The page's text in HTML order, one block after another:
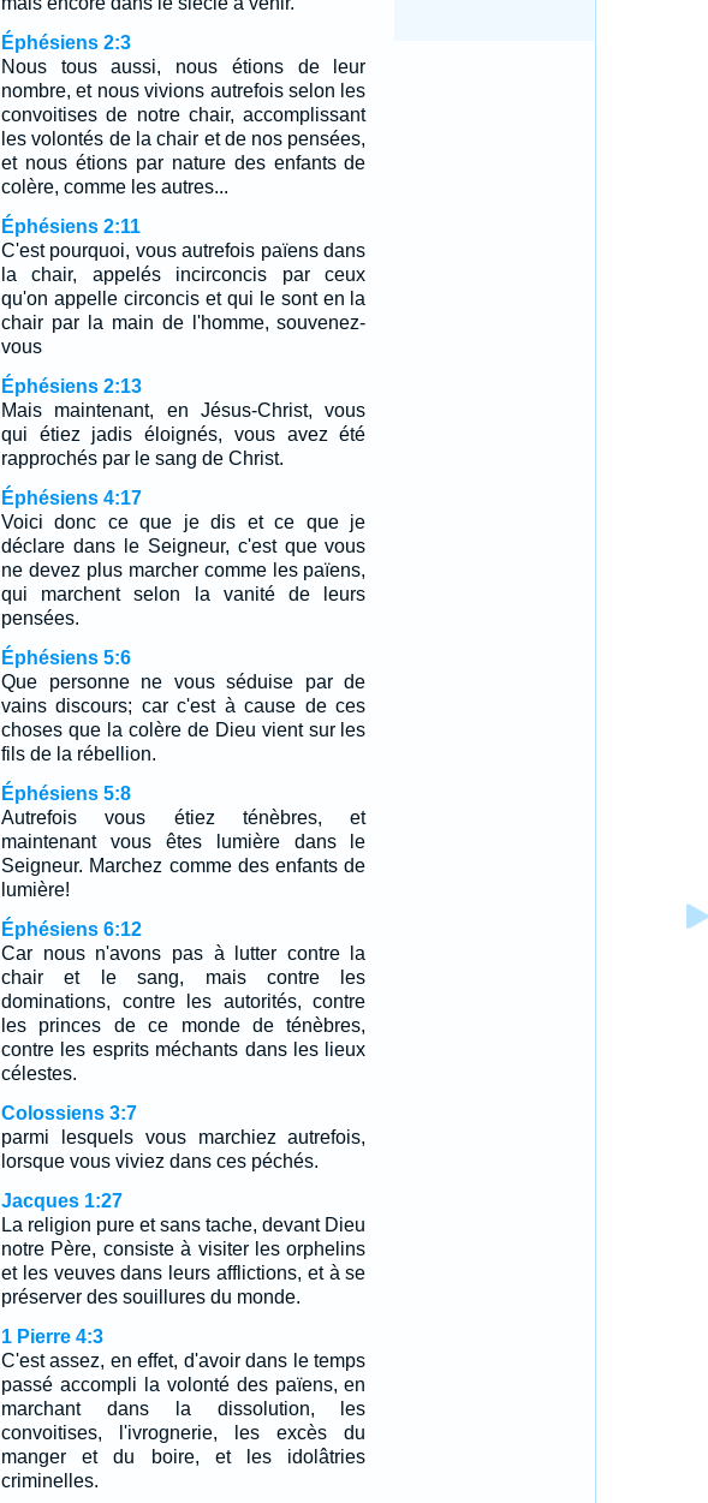
Éphésiens 2:3
Nous tous aussi, nous étions de leur
nombre, et nous vivions autrefois selon les
convoitises de notre chair, accomplissant
les volontés de la chair et de nos pensées,
et nous étions par nature des enfants de
colère, comme les autres...
Éphésiens 2:11
C'est pourquoi, vous autrefois païens dans
la chair, appelés incirconcis par ceux
qu'on appelle circoncis et qui le sont en la
chair par la main de l'homme, souvenez-
vous
Éphésiens 2:13
Mais maintenant, en Jésus-Christ, vous
qui étiez jadis éloignés, vous avez été
rapprochés par le sang de Christ.
Éphésiens 4:17
Voici donc ce que je dis et ce que je
déclare dans le Seigneur, c'est que vous
ne devez plus marcher comme les païens,
qui marchent selon la vanité de leurs
pensées.
Éphésiens 5:6
Que personne ne vous séduise par de
vains discours; car c'est à cause de ces
choses que la colère de Dieu vient sur les
fils de la rébellion.
Éphésiens 5:8
Autrefois vous étiez ténèbres, et
maintenant vous êtes lumière dans le
Seigneur. Marchez comme des enfants de
lumière!
Éphésiens 6:12
Car nous n'avons pas à lutter contre la
chair et le sang, mais contre les
dominations, contre les autorités, contre
les princes de ce monde de ténèbres,
contre les esprits méchants dans les lieux
célestes.
Colossiens 3:7
parmi lesquels vous marchiez autrefois,
lorsque vous viviez dans ces péchés.
Jacques 1:27
La religion pure et sans tache, devant Dieu
notre Père, consiste à visiter les orphelins
et les veuves dans leurs afflictions, et à se
préserver des souillures du monde.
1 Pierre 4:3
C'est assez, en effet, d'avoir dans le temps
passé accompli la volonté des païens, en
marchant dans la dissolution, les
convoitises, l'ivrognerie, les excès du
manger et du boire, et les idolâtries
criminelles.